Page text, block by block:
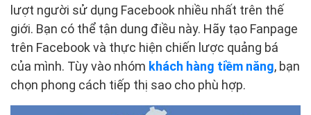
lượt người sử dụng Facebook nhiều nhất trên thế
giới. Bạn có thể tận dung điều này. Hãy tạo Fanpage
trên Facebook và thực hiện chiến lược quảng bá
của mình. Tùy vào nhóm khách hàng tiềm năng, bạn
chọn phong cách tiếp thị sao cho phù hợp.